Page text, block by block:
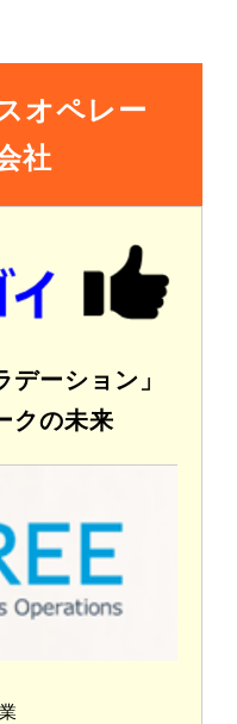
オペレー
社
デーション」
クの未来